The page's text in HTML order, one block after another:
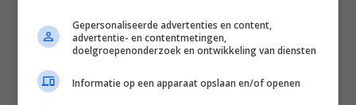
20 gr uienpoeder
1 el gemalen zwarte peper
2 el gedroogde basilicum
Gepersonaliseerde advertenties en content,
advertentie- en contentmetingen,
doelgroepenonderzoek en ontwikkeling van diensten
Informatie op een apparaat opslaan en/of openen